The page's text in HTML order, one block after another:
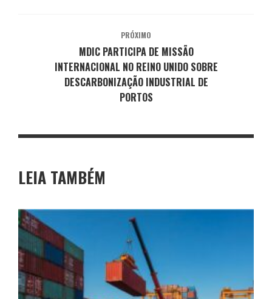
PRÓXIMO
MDIC PARTICIPA DE MISSÃO
INTERNACIONAL NO REINO UNIDO SOBRE
DESCARBONIZAÇÃO INDUSTRIAL DE
PORTOS
LEIA TAMBÉM